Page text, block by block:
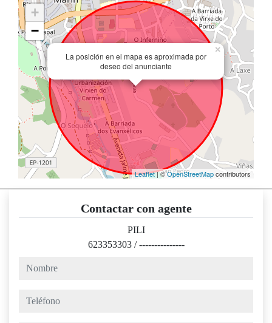
La posición en el mapa es aproximada por
deseo del anunciante
×
+
−
Leaflet| ©OpenStreetMapcontributors
Contactar con agente
PILI
623353303 /---------------
nombre
teléfono